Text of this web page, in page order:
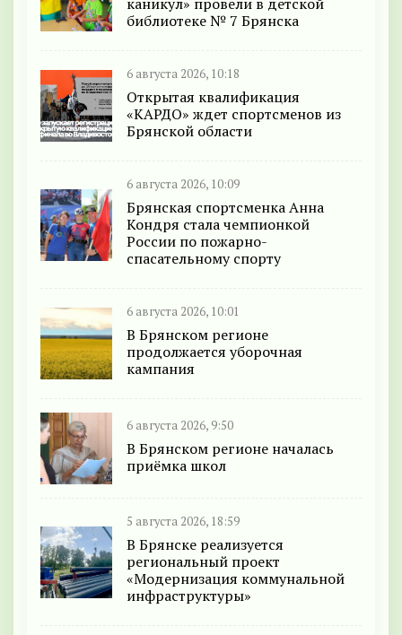
библиотеке № 7 Брянска
6 августа 2026, 10:18
Открытая квалификация
«КАРДО» ждет спортсменов из
Брянской области
6 августа 2026, 10:09
Брянская спортсменка Анна
Кондря стала чемпионкой
России по пожарно-
спасательному спорту
6 августа 2026, 10:01
В Брянском регионе
продолжается уборочная
кампания
6 августа 2026, 9:50
В Брянском регионе началась
приёмка школ
5 августа 2026, 18:59
В Брянске реализуется
региональный проект
«Модернизация коммунальной
инфраструктуры»